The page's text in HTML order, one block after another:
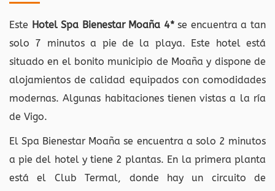
Este Hotel Spa Bienestar Moaña 4*se encuentra a tan
solo 7 minutos a pie de la playa. Este hotel está
situado en el bonito municipio de Moaña y dispone de
alojamientos de calidad equipados con comodidades
modernas. Algunas habitaciones tienen vistas a la ría
de Vigo.
El Spa Bienestar Moaña se encuentra a solo 2 minutos
a pie del hotel y tiene 2 plantas. En la primera planta
está el Club Termal, donde hay un circuito de